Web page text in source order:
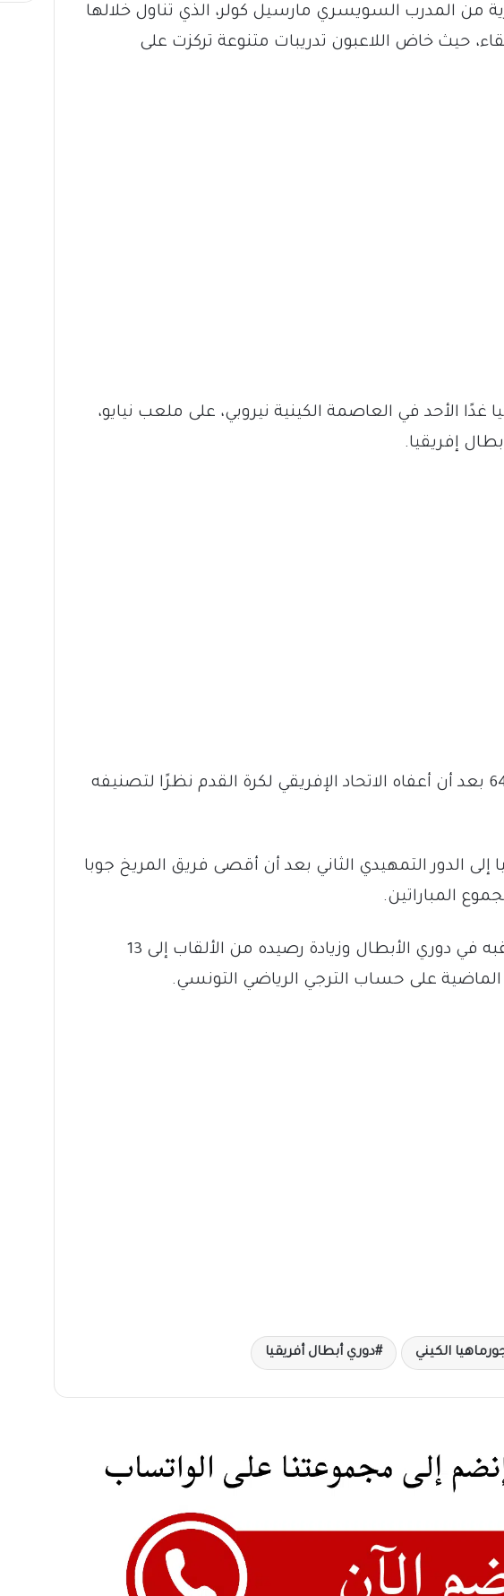
من المدرب السويسري مارسيل كولر، الذي تناول خلالها
حيث خاض اللاعبون تدريبات متنوعة تركزت على
غدًا الأحد في العاصمة الكينية نيروبي، على ملعب نيايو،
ولم يشارك الأهلي في دور الـ64 بعد أن أعفاه الاتحاد الإفريقي لكرة القدم نظرًا لتصنيفه
الدور التمهيدي الثاني بعد أن أقصى فريق المريخ جوبا
يسعى الأهلي للحفاظ على لقبه في دوري الأبطال وزيادة رصيده من الألقاب إلى 13
على حساب الترجي الرياضي التونسي.
الكيني دوري أبطال أفريقيا